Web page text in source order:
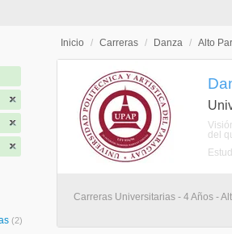
(2)
Inicio / Carreras / Danza / Alto
del
Carreras Universitarias - 4 Años -